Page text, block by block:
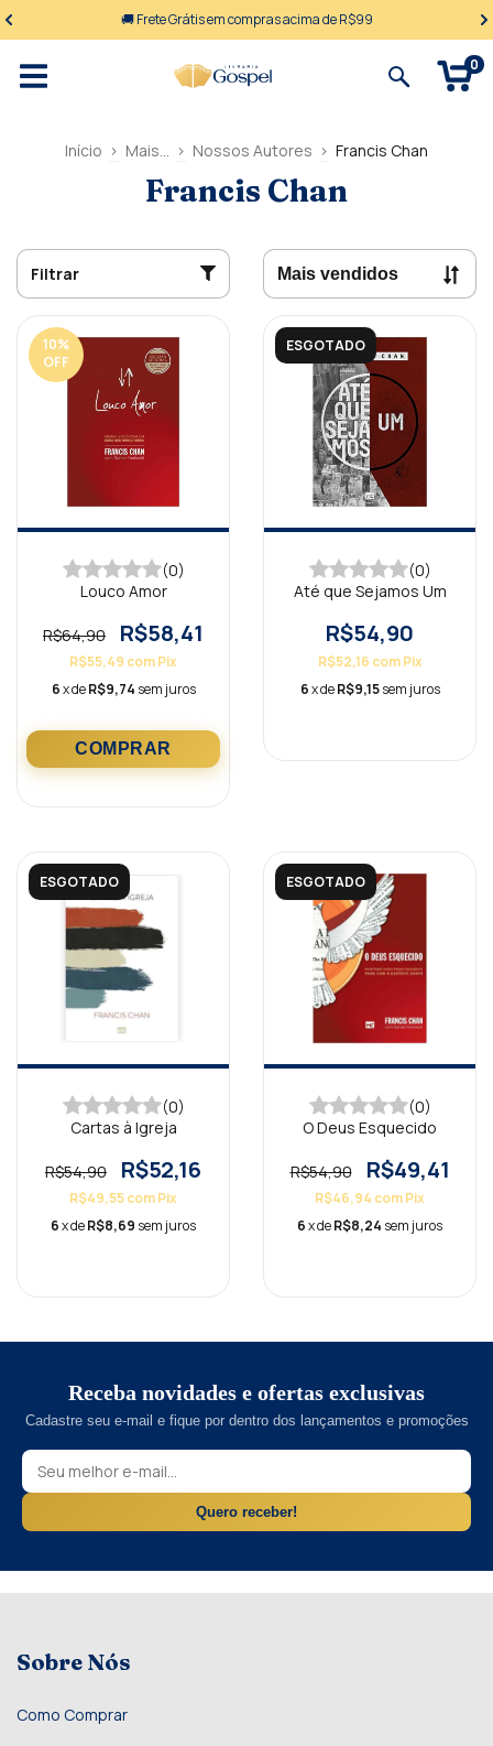
🚚 Frete Grátis em compras acima de R$99
0
Início > Mais... > Nossos Autores > Francis Chan
Francis Chan
Filtrar
10%
OFF
(0)
Louco Amor
R$64,90 R$58,41
R$55,49 comPix
6x deR$9,74 sem juros
ESGOTADO
(0)
Até que Sejamos Um
R$54,90
R$52,16 com Pix
6x deR$9,15 sem juros
ESGOTADO
(0)
Cartas à Igreja
R$54,90 R$52,16
R$49,55comPix
6x deR$8,69 sem juros
ESGOTADO
(0)
O Deus Esquecido
R$54,90 R$49,41
R$46,94 comPix
6x deR$8,24 sem juros
Receba novidades e ofertas exclusivas
Cadastre seu e-mail e fique por dentro dos lançamentos e promoções
Quero receber!
Sobre Nós
Como Comprar